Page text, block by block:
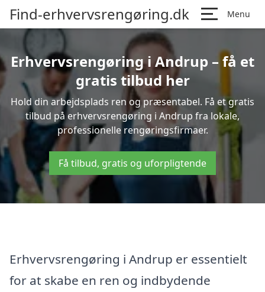
Find-erhvervsrengøring.dk Menu
Erhvervsrengøring i Andrup – få et
gratis tilbud her
Hold din arbejdsplads ren og præsentabel. Få et gratis
tilbud på erhvervsrengøring i Andrup fra lokale,
professionelle rengøringsfirmaer.
Få tilbud, gratis og uforpligtende
Erhvervsrengøring i Andrup er essentielt
for at skabe en ren og indbydende